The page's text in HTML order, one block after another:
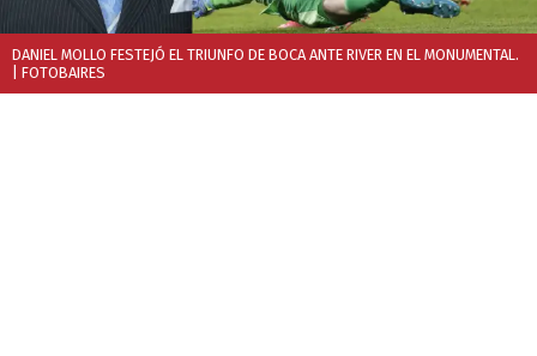
DANIEL MOLLO FESTEJÓ EL TRIUNFO DE BOCA ANTE RIVER EN EL MONUMENTAL.
| FOTOBAIRES